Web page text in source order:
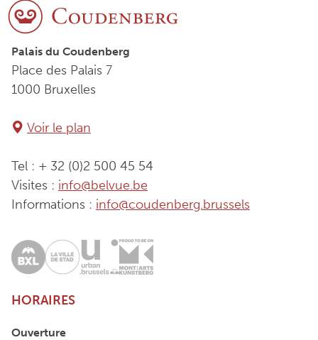
Palais du Coudenberg
Place des Palais 7
1000 Bruxelles
Voir le plan
Tel : + 32 (0)2 500 45 54
Visites : info@belvue.be
Informations : info@coudenberg.brussels
HORAIRES
Ouverture